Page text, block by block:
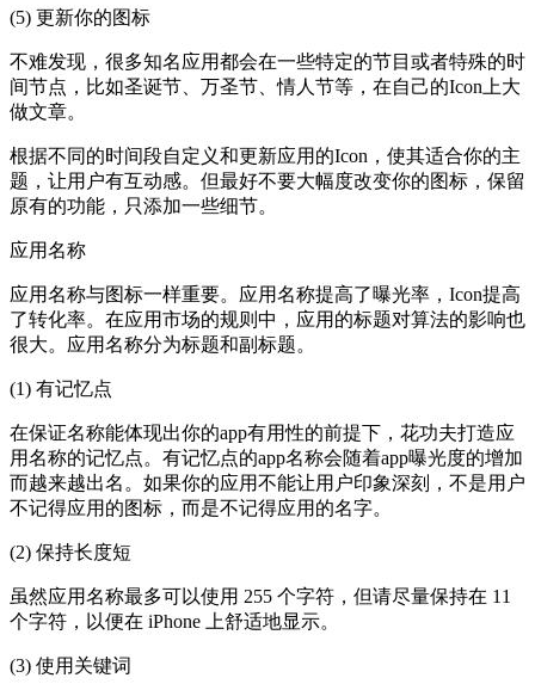
(5) 更新你的图标
不难发现，很多知名应用都会在一些特定的节目或者特殊的时
间节点，比如圣诞节、万圣节、情人节等，在自己的Icon上大
做文章。
根据不同的时间段自定义和更新应用的Icon，使其适合你的主
题，让用户有互动感。但最好不要大幅度改变你的图标，保留
原有的功能，只添加一些细节。
应用名称
应用名称与图标一样重要。应用名称提高了曝光率，Icon提高
了转化率。在应用市场的规则中，应用的标题对算法的影响也
很大。应用名称分为标题和副标题。
(1) 有记忆点
在保证名称能体现出你的app有用性的前提下，花功夫打造应
用名称的记忆点。有记忆点的app名称会随着app曝光度的增加
而越来越出名。如果你的应用不能让用户印象深刻，不是用户
不记得应用的图标，而是不记得应用的名字。
(2) 保持长度短
虽然应用名称最多可以使用 255 个字符，但请尽量保持在 11
个字符，以便在 iPhone 上舒适地显示。
(3) 使用关键词